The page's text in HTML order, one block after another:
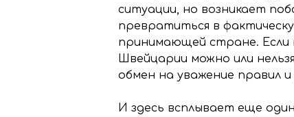
ситуации, но возникает
превратиться в
принимающей стране. Если
Швейцарии можно или
обмен на уважение правил
И здесь всплывает еще